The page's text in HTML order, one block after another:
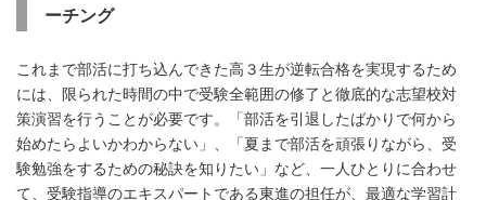
ーチング
これまで部活に打ち込んできた高３生が逆転合格を実現するため
には、限られた時間の中で受験全範囲の修了と徹底的な志望校対
策演習を行うことが必要です。「部活を引退したばかりで何から
始めたらよいかわからない」、「夏まで部活を頑張りながら、受
験勉強をするための秘訣を知りたい」など、一人ひとりに合わせ
て、受験指導のエキスパートである東進の担任が、最適な学習計